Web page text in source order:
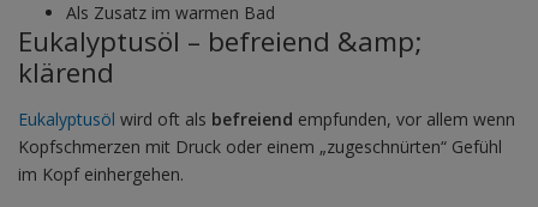
Als Zusatz im warmen Bad
Eukalyptusöl – befreiend &amp;
klärend
Eukalyptusöl wird oft als befreiend empfunden, vor allem wenn
Kopfschmerzen mit Druck oder einem „zugeschnürten“ Gefühl
im Kopf einhergehen.